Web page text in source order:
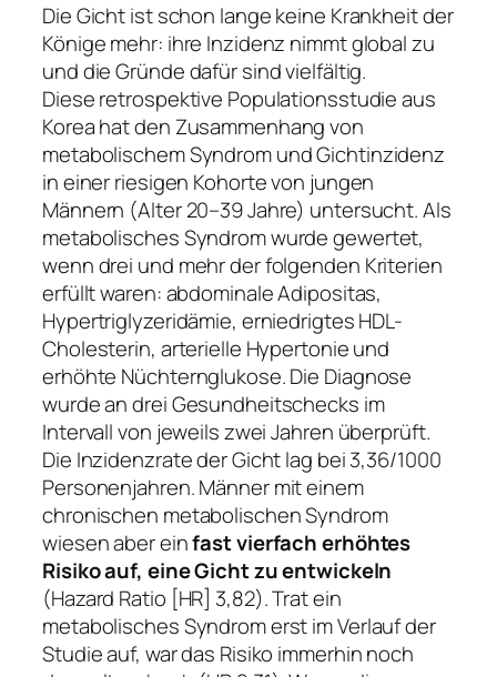
Die Gicht ist schon lange keine Krankheit der
Könige mehr: ihre Inzidenz nimmt global zu
und die Gründe dafür sind vielfältig.
Diese retrospektive Populationsstudie aus
Korea hat den Zusammenhang von
metabolischem Syndrom und Gichtinzidenz
in einer riesigen Kohorte von jungen
Männern (Alter 20–39 Jahre) untersucht. Als
metabolisches Syndrom wurde gewertet,
wenn drei und mehr der folgenden Kriterien
erfüllt waren: abdominale Adipositas,
Hypertriglyzeridämie, erniedrigtes HDL-
Cholesterin, arterielle Hypertonie und
erhöhte Nüchternglukose. Die Diagnose
wurde an drei Gesundheitschecks im
Intervall von jeweils zwei Jahren überprüft.
Die Inzidenzrate der Gicht lag bei 3,36/1000
Personenjahren. Männer mit einem
chronischen metabolischen Syndrom
wiesen aber einfast vierfach erhöhtes
Risiko auf, eine Gicht zu entwickeln
(Hazard Ratio [HR] 3,82). Trat ein
metabolisches Syndrom erst im Verlauf der
Studie auf, war das Risiko immerhin noch